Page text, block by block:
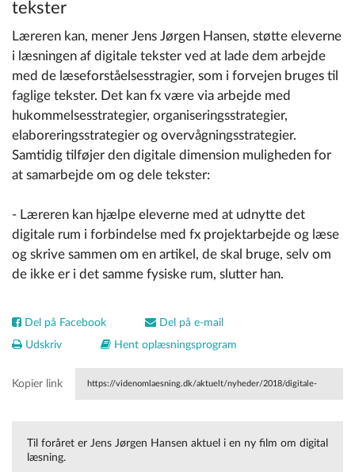
tekster
Læreren kan, mener Jens Jørgen Hansen, støtte eleverne
i læsningen af digitale tekster ved at lade dem arbejde
med de læseforståelsesstragier, som i forvejen bruges til
faglige tekster. Det kan fx være via arbejde med
hukommelsesstrategier, organiseringsstrategier,
elaboreringsstrategier og overvågningsstrategier.
Samtidig tilføjer den digitale dimension muligheden for
at samarbejde om og dele tekster:
- Læreren kan hjælpe eleverne med at udnytte det
digitale rum i forbindelse med fx projektarbejde og læse
og skrive sammen om en artikel, de skal bruge, selv om
de ikke er i det samme fysiske rum, slutter han.
Del på Facebook
Del på e-mail
Udskriv
Hent oplæsningsprogram
Kopier link https://videnomlaesning.dk/aktuelt/nyheder/2018/digitale-
Til foråret er Jens Jørgen Hansen aktuel i en ny film om digital
læsning.